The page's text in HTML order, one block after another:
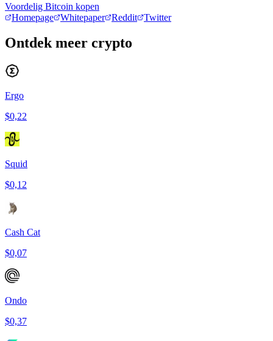
Voordelig Bitcoin kopen
Homepage
Whitepaper Reddit Twitter
Ontdek meer crypto
Ergo
$0,22
Squid
$0,12
Cash Cat
$0,07
Ondo
$0,37